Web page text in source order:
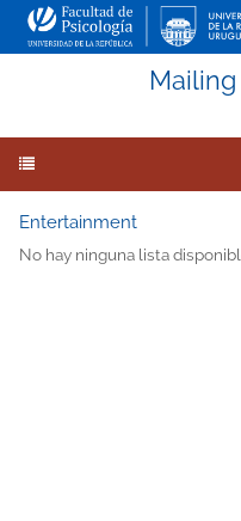
Entertainment
No hay ninguna lista